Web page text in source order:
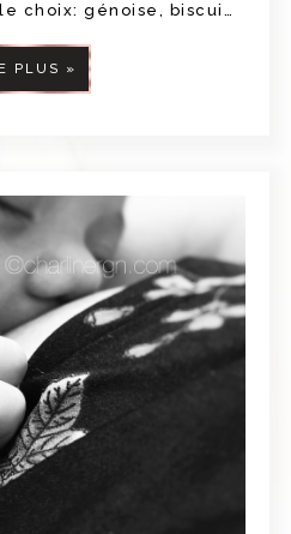
choix: génoise, biscui…
PLUS »